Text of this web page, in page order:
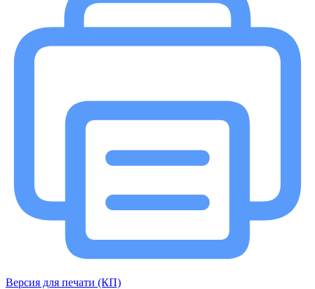
Версия для печати (КП)